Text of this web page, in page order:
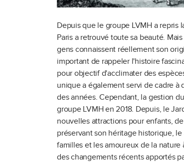
Depuis que le groupe LVMH a
Paris a retrouvé toute sa beauté.
gens connaissent réellement son
important de rappeler l'histoire
pour objectif d'acclimater des
unique a également servi de cadre
des années. Cependant, la gestion
groupe LVMH en 2018. Depuis, le
nouvelles attractions pour enfants,
préservant son héritage historique,
familles et les amoureux de la nature
des changements récents apportés